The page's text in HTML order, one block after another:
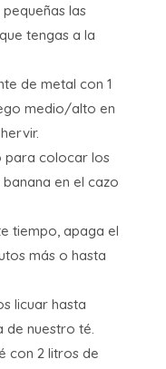
las
tengas a la
de metal con 1
medio/alto en
para colocar los
en el cazo
tiempo, apaga el
más o hasta
licuar hasta
de nuestro té.
con 2 litros de